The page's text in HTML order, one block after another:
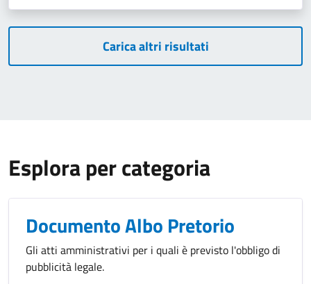
Carica altri risultati
Esplora per categoria
Documento Albo Pretorio
Gli atti amministrativi per i quali è previsto l'obbligo di
pubblicità legale.